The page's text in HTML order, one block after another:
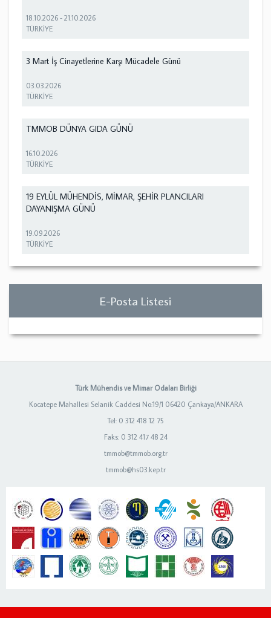
18.10.2026 -21.10.2026
TÜRKİYE
3 Mart İş Cinayetlerine Karşı Mücadele Günü
03.03.2026
TÜRKİYE
TMMOB DÜNYA GIDA GÜNÜ
16.10.2026
TÜRKİYE
19 EYLÜL MÜHENDİS, MİMAR, ŞEHİR PLANCILARI
DAYANIŞMA GÜNÜ
19.09.2026
TÜRKİYE
E-Posta Listesi
Türk Mühendis ve Mimar Odaları Birliği
Kocatepe Mahallesi Selanik Caddesi No:19/1 06420 Çankaya/ANKARA
Tel: 0 312 418 12 75
Faks: 0 312 417 48 24
tmmob@tmmob.org.tr
tmmob@hs03.kep.tr